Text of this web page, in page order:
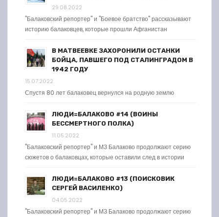
29.08.2022
"Балаковский репортер" и "Боевое братство" рассказывают
историю балаковцев, которые прошли Афганистан
В МАТВЕЕВКЕ ЗАХОРОНИЛИ ОСТАНКИ
БОЙЦА, ПАВШЕГО ПОД СТАЛИНГРАДОМ В
1942 ГОДУ
15.07.2022
Спустя 80 лет балаковец вернулся на родную землю
ЛЮДИ=БАЛАКОВО #14 (ВОИНЫ
БЕССМЕРТНОГО ПОЛКА)
11.05.2022
"Балаковский репортер" и МЗ Балаково продолжают серию
сюжетов о балаковцах, которые оставили след в истории
ЛЮДИ=БАЛАКОВО #13 (ПОИСКОВИК
СЕРГЕЙ ВАСИЛЕНКО)
04.05.2022
"Балаковский репортер" и МЗ Балаково продолжают серию